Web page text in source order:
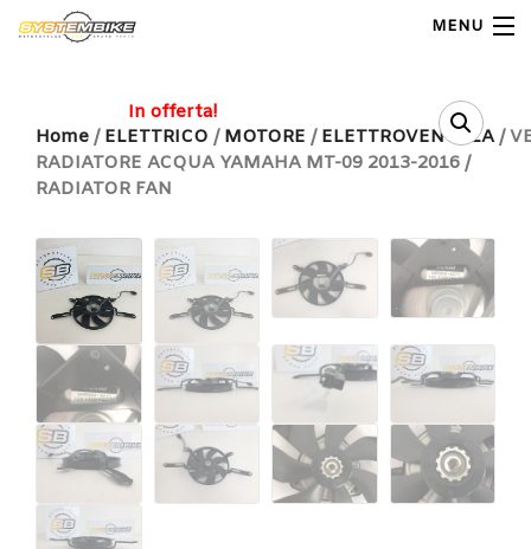
MENU
Home
Shop Ricambi
Note Generali
Carrello
Contatti
Home / ELETTRICO / MOTORE / ELETTROVENTOLA /
RADIATORE ACQUA YAMAHA MT-09 2013-2016 /
RADIATOR FAN
In offerta!